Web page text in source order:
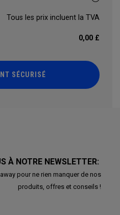
Tous les prix incluent la TVA
0,00 £
SÉCURISÉ
À NOTRE NEWSLETTER:
pour ne rien manquer de nos
produits, offres et conseils !